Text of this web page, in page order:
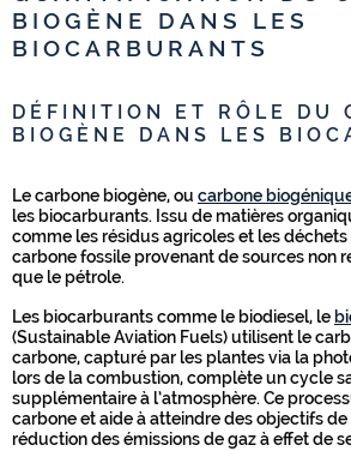
BIOGÈNE DANS LES
BIOCARBURANTS
DÉFINITION ET RÔLE DU
BIOGÈNE DANS LES
Le carbone biogène, ou carbone
les biocarburants. Issu de matières
comme les résidus agricoles et les
carbone fossile provenant de sources non
que le pétrole.
Les biocarburants comme le biodiesel, le
(Sustainable Aviation Fuels) utilisent le
carbone, capturé par les plantes via la
lors de la combustion, complète un cycle
supplémentaire à l’atmosphère. Ce
carbone et aide à atteindre des objectifs
réduction des émissions de gaz à effet de